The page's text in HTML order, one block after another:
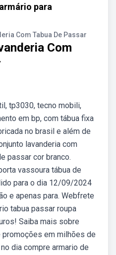
para
Com Tabua De Passar
Com
tp3030, tecno mobili,
em bp, com tábua fixa
no brasil e além de
lavanderia com
passar cor branco.
vassoura tábua de
para o dia 12/09/2024
e apenas para. Webfrete
tabua passar roupa
Saiba mais sobre
em milhões de
dia compre armario de